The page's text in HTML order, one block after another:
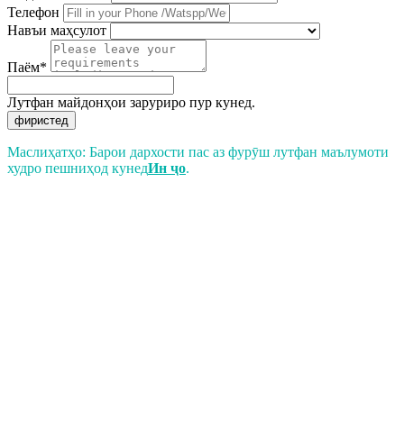
Телефон
Навъи маҳсулот
Паём*
Лутфан майдонҳои заруриро пур кунед.
фиристед
Маслиҳатҳо: Барои дархости пас аз фурӯш лутфан маълумоти
худро пешниҳод кунедИн ҷо.